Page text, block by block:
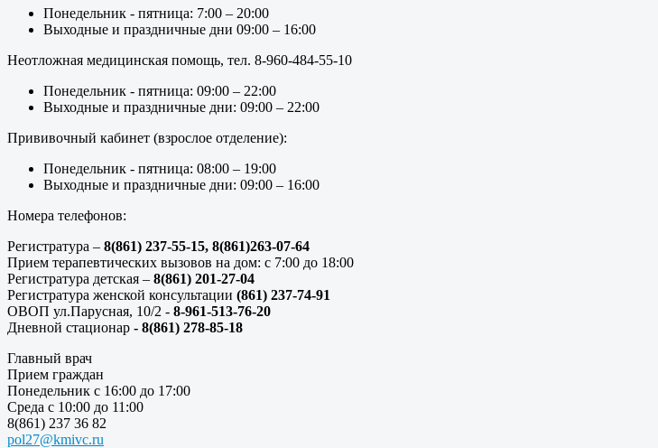
Понедельник - пятница: 7:00 – 20:00
Выходные и праздничные дни 09:00 – 16:00
Неотложная медицинская помощь, тел. 8-960-484-55-10
Понедельник - пятница: 09:00 – 22:00
Выходные и праздничные дни: 09:00 – 22:00
Прививочный кабинет (взрослое отделение):
Понедельник - пятница: 08:00 – 19:00
Выходные и праздничные дни: 09:00 – 16:00
Номера телефонов:
Регистратура – 8(861) 237-55-15, 8(861)263-07-64
Прием терапевтических вызовов на дом: с 7:00 до 18:00
Регистратура детская – 8(861) 201-27-04
Регистратура женской консультации (861) 237-74-91
ОВОП ул.Парусная, 10/2 - 8-961-513-76-20
Дневной стационар - 8(861) 278-85-18
Главный врач
Прием граждан
Понедельник с 16:00 до 17:00
Среда с 10:00 до 11:00
8(861) 237 36 82
pol27@kmivc.ru